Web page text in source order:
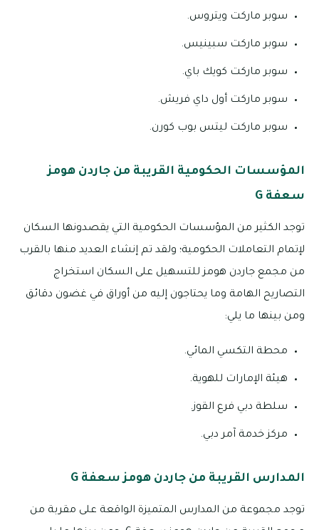
سوبر ماركت ويتروس.
سوبر ماركت سبينيس.
سوبر ماركت كويك باي.
سوبر ماركت أول داي فريش.
سوبر ماركت ليتس بوب كورن.
المؤسسات الحكومية القريبة من جاردن هومز
سعفة G
توجد الكثير من المؤسسات الحكومية التي يقصدونها السكان
لإتمام التعاملات الحكومية؛ ولقد تم إنشاء العديد منها بالقرب
من مجمع جاردن هومز للتسهيل على السكان استخراج
التصاريح الهامة وما يحتاجون إليه من أوراق في غضون دقائق
ومن بينها ما يلي:
محطة التكسي المائي.
هيئة الإمارات للهوية.
سلطة دبي فرع القوز.
مركز خدمة آمر دبي.
المدارس القريبة من جاردن هومز سعفة G
توجد مجموعة من المدارس المتميزة الواقعة على مقربة من